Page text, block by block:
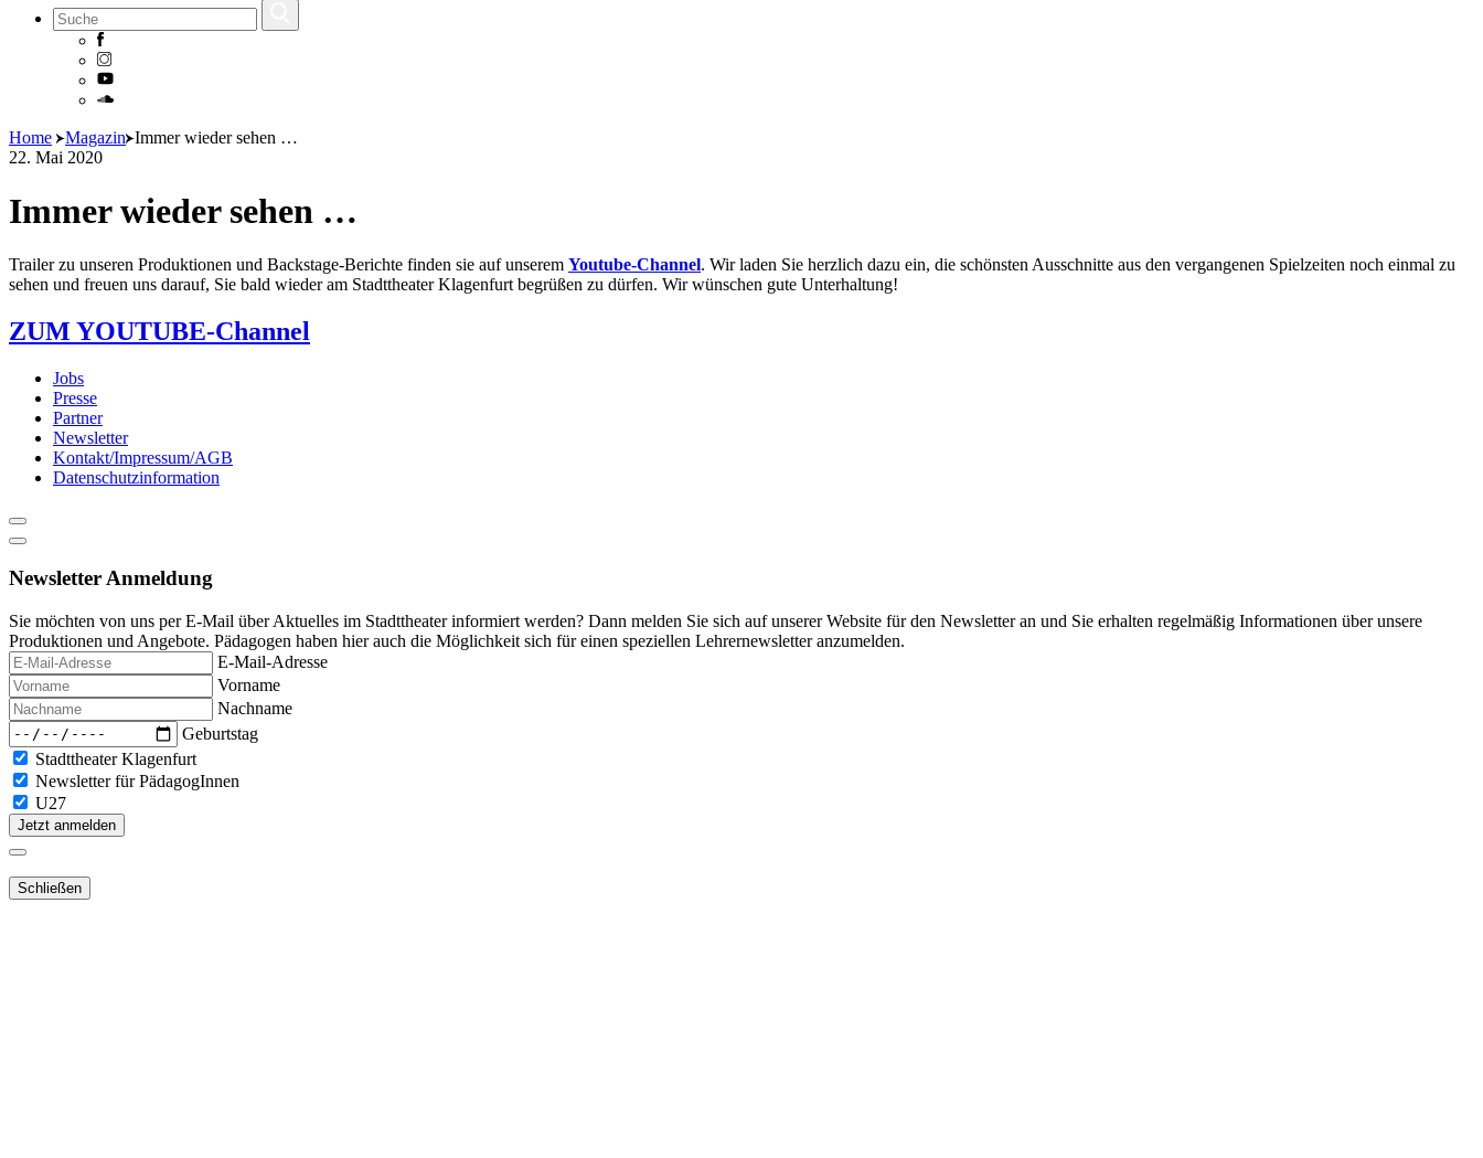
Skip
to
Home Magazin Immer wieder sehen …
22. Mai 2020
Immer wieder sehen …
Trailer zu unseren Produktionen und Backstage-Berichte finden sie auf unserem Youtube-Channel. Wir laden Sie herzlich dazu ein, die schönsten Ausschnitte aus den vergangenen Spielzeiten noch einmal zu
sehen und freuen uns darauf, Sie bald wieder am Stadttheater Klagenfurt begrüßen zu dürfen. Wir wünschen gute Unterhaltung!
ZUM YOUTUBE-Channel
Jobs
Presse
Partner
Newsletter
Kontakt/Impressum/AGB
Datenschutzinformation
Newsletter Anmeldung
Sie möchten von uns per E-Mail über Aktuelles im Stadttheater informiert werden? Dann melden Sie sich auf unserer Website für den Newsletter an und Sie erhalten regelmäßig Informationen über unsere
Produktionen und Angebote. Pädagogen haben hier auch die Möglichkeit sich für einen speziellen Lehrernewsletter anzumelden.
E-Mail-Adresse
Vorname
Nachname
Geburtstag
Stadttheater Klagenfurt
Newsletter für PädagogInnen
U27
Jetzt anmelden
Schließen